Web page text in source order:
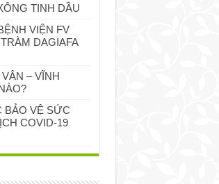
TINH DẦU
VIỆN FV
DAGIAFA
– VĨNH
BẢO VỆ SỨC
COVID-19